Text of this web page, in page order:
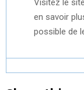
Visitez le
en savoir
possible de